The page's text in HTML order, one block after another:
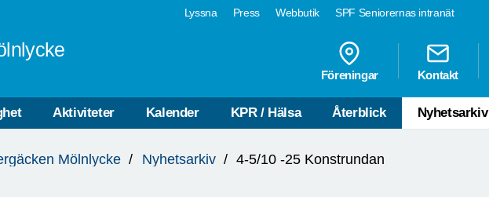
Lyssna Press Webbutik SPF Seniorernas intranät
Föreningar Kontakt
Aktiviteter Kalender KPR / Hälsa Återblick Nyhetsarkiv
Mölnlycke Nyhetsarkiv 4-5/10 -25 Konstrundan